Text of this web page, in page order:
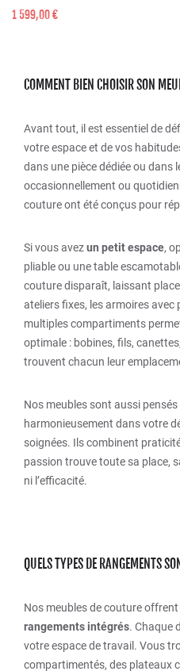
1 599,00 €
COMMENT BIEN CHOISIR SON
Avant tout, il est essentiel de
votre espace et de vos
dans une pièce dédiée ou dans
occasionnellement ou
couture ont été conçus pour
Si vous avezun petit espace,
pliable ou une table
couture disparaît, laissant
ateliers fixes, les armoires
multiples compartiments
optimale : bobines, fils,
trouvent chacun leur
Nos meubles sont aussi
harmonieusement dans votre
soignées. Ils combinent
passion trouve toute sa place,
ni l’efficacité.
QUELS TYPES DE RANGEMENTS
Nos meubles de couture
rangements intégrés. Chaque
votre espace de travail. Vous
compartimentés, des plateaux